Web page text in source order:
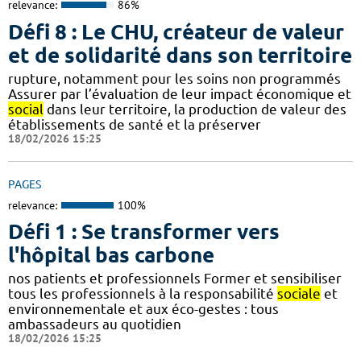
relevance: 86%
Défi 8 : Le CHU, créateur de valeur
et de solidarité dans son territoire
rupture, notamment pour les soins non programmés
Assurer par l’évaluation de leur impact économique et
social dans leur territoire, la production de valeur des
établissements de santé et la préserver
18/02/2026 15:25
PAGES
relevance: 100%
Défi 1 : Se transformer vers
l'hôpital bas carbone
nos patients et professionnels Former et sensibiliser
tous les professionnels à la responsabilité sociale et
environnementale et aux éco-gestes : tous
ambassadeurs au quotidien
18/02/2026 15:25